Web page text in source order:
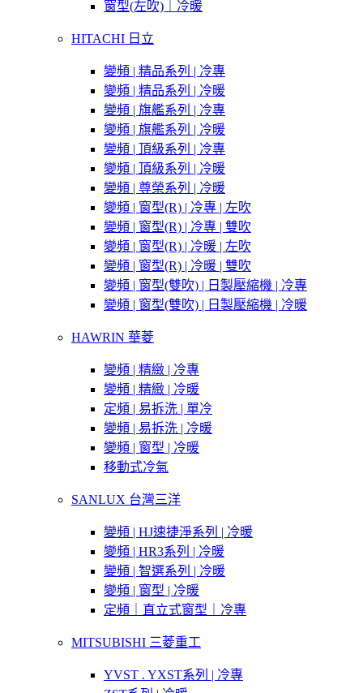
窗型(左吹)｜冷暖
HITACHI 日立
變頻 | 精品系列 | 冷專
變頻 | 精品系列 | 冷暖
變頻 | 旗艦系列 | 冷專
變頻 | 旗艦系列 | 冷暖
變頻 | 頂級系列 | 冷專
變頻 | 頂級系列 | 冷暖
變頻 | 尊榮系列 | 冷暖
變頻 | 窗型(R) | 冷專 | 左吹
變頻 | 窗型(R) | 冷專 | 雙吹
變頻 | 窗型(R) | 冷暖 | 左吹
變頻 | 窗型(R) | 冷暖 | 雙吹
變頻 | 窗型(雙吹) | 日製壓縮機 | 冷專
變頻 | 窗型(雙吹) | 日製壓縮機 | 冷暖
HAWRIN 華菱
變頻 | 精緻 | 冷專
變頻 | 精緻 | 冷暖
定頻 | 易拆洗 | 單冷
變頻 | 易拆洗 | 冷暖
變頻 | 窗型 | 冷暖
移動式冷氣
SANLUX 台灣三洋
變頻 | HJ速捷淨系列 | 冷暖
變頻 | HR3系列 | 冷暖
變頻 | 智選系列 | 冷暖
變頻 | 窗型 | 冷暖
定頻｜直立式窗型｜冷專
MITSUBISHI 三菱重工
YVST . YXST系列 | 冷專